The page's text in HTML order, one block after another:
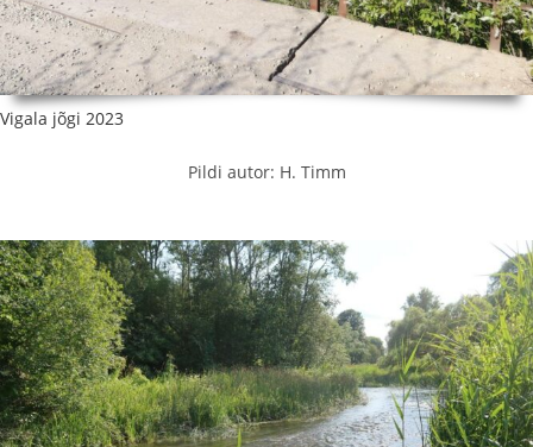
Vigala jõgi 2023
Pildi autor: H. Timm